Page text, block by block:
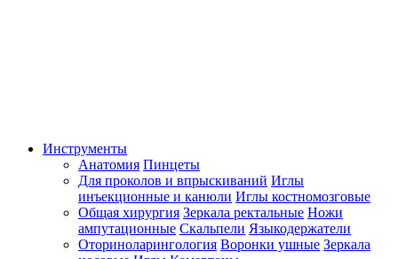
Инструменты
Анатомия Пинцеты
Для проколов и впрыскиваний Иглы
инъекционные и канюли Иглы костномозговые
Общая хирургия Зеркала ректальные Ножи
ампутационные Скальпели Языкодержатели
Оториноларингология Воронки ушные Зеркала